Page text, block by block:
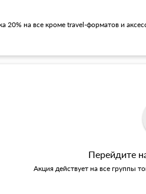
20% на все кроме travel-форматов и
Перейдите
Акция действует на все группы